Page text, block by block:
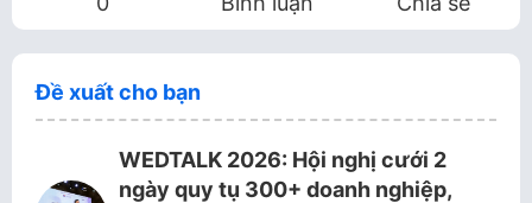
Đề xuất cho bạn
WEDTALK 2026: Hội nghị cưới 2
ngày quy tụ 300+ doanh nghiệp,